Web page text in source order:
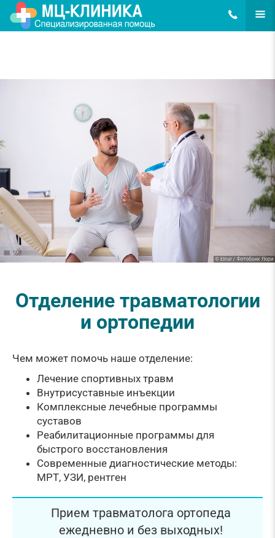
8(495)648-
ЕЩЁ
Отделение травматологии
и ортопедии
Чем может помочь наше отделение:
Лечение спортивных травм
Внутрисуставные инъекции
Комплексные лечебные программы
суставов
Реабилитационные программы для
быстрого восстановления
Современные диагностические методы:
МРТ, УЗИ, рентген
Прием травматолога ортопеда
ежедневно и без выходных!